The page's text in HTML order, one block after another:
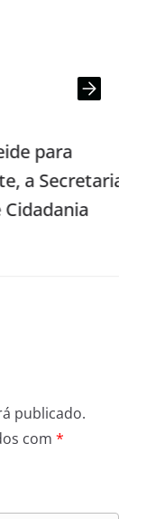
para
Secretaria
publicado.
com *